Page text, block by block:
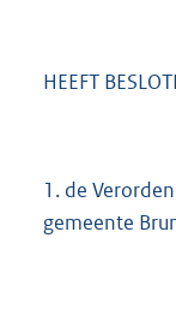
HEEFT
1. de
gemeente